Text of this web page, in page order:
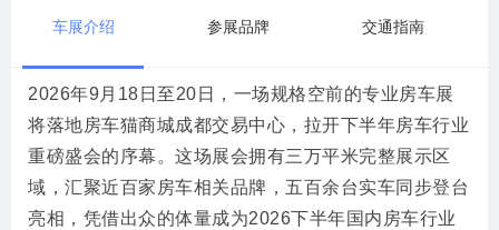
车展介绍 参展品牌 交通指南
2026年9月18日至20日，一场规格空前的专业房车展
将落地房车猫商城成都交易中心，拉开下半年房车行业
重磅盛会的序幕。这场展会拥有三万平米完整展示区
域，汇聚近百家房车相关品牌，五百余台实车同步登台
亮相，凭借出众的体量成为2026下半年国内房车行业